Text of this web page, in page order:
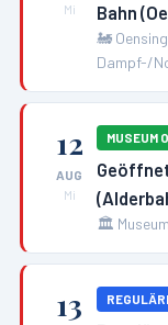
Mi
Bahn
🚂
Dampf-/
12
AUG
Mi
MUSEUM
🏛️
13